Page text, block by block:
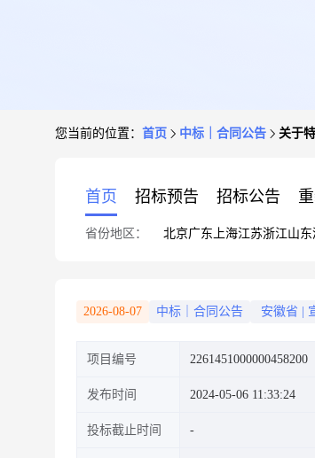
您当前的位置： 首页 中标｜合同公告 关于
首页 招标预告 招标公告
省份地区： 北京广东 上海江苏浙江山东
2026-08-07 中标｜合同公告 安徽省
项目编号 2261451000000458200
发布时间 2024-05-06 11:33:24
投标截止时间